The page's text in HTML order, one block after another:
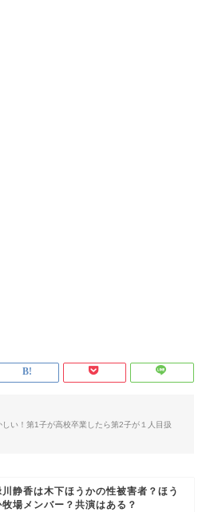
い！第1子が高校卒業したら第2子が１人目扱
川静香は木下ほうかの性被害者？ほう
牧場メンバー？共演はある？